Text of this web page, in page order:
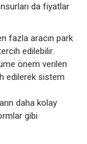
da fiyatlar
fazla aracın park
edilebilir.
önem verilen
edilerek sistem
daha kolay
gibi